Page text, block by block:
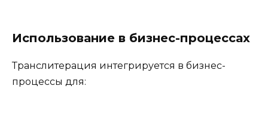
Использование в бизнес-процессах
Транслитерация интегрируется в бизнес-
процессы для: